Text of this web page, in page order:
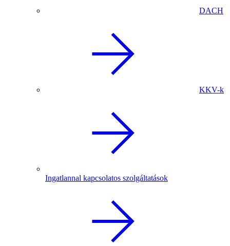
DACH
KKV-k
Ingatlannal kapcsolatos szolgáltatások